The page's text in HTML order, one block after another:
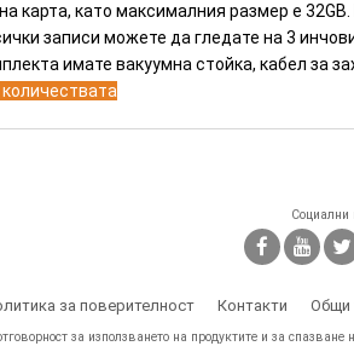
карта, като максималния размер е
записи можете да гледате на 3
имате вакуумна стойка, кабел за
за поверителност Контакти Общи
за използването на продуктите и за